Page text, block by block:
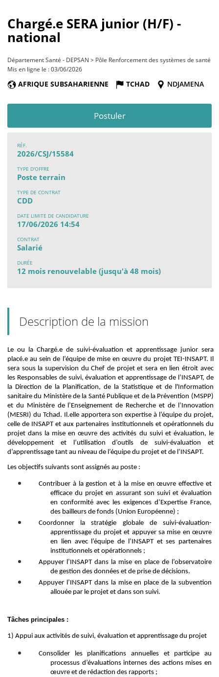
Chargé.e SERA junior (H/F) -
national
Département Santé - DEPSAN > Pôle Renforcement des systèmes de santé
Mis en ligne le : 03/06/2026
AFRIQUE SUBSAHARIENNE TCHAD NDJAMENA
Postuler
RÉF.
2026/CSJ/15584
TYPE D'OFFRE
Poste terrain
TYPE DE CONTRAT
CDD
DATE LIMITE DE CANDIDATURE
17/06/2026 14:54
CONTRAT
Salarié
DURÉE
12 mois renouvelable (jusqu'à 48 mois)
Description de la mission
Le ou la Chargé.e de suivi-évaluation et apprentissagejunior sera
placé.e au sein de l’équipe de mise en œuvre du projet TEI-INSAPT. Il
sera sous la supervision du Chef de projetetsera en lienétroit avec
les Responsables de suivi, évaluation et apprentissage de l’INSAPT, de
la Direction de la Planification, de la Statistique et de l'Information
sanitaire du Ministère de la Santé Publique et de la Prévention (MSPP)
et du Ministère de l’Enseignement de Rechercheet de l’Innovation
(MESRI) du Tchad. Il.elleapportera son expertiseà l’équipe du projet,
celle de INSAPT et aux partenaires institutionnels et opérationnels du
projetdans la mise en œuvre des activités du suivi et évaluation, le
développement et l’utilisation d’outils de suivi-évaluation et
d’apprentissage tant au niveau de l’équipe du projet et de l’INSAPT.
Les objectifs suivants sont assignés au poste :
Contribuer à la gestion et à la mise en œuvre effective et
efficace du projeten assurant son suivi et évaluation
en conformité avec les exigences d’Expertise France,
des bailleurs de fonds (Union Européenne) ;
Coordonner la stratégie globale de suivi-évaluation-
apprentissagedu projetet appuyer sa mise en œuvre
en lien avec l’équipe de l’INSAPTet ses partenaires
institutionnels et opérationnels ;
Appuyer l’INSAPT dans la mise en place de l’observatoire
de gestion des données et de prise de décisions.
Appuyer l’INSAPT dans la mise en place de la subvention
allouée par le projet et dans son suivi.
Tâches principales :
1) Appui aux activités de suivi, évaluation et apprentissage du projet
Consolider les planificationsannuelles et participe au
processus d’évaluations internes des actions mises en
œuvre et de rédaction des rapports ;